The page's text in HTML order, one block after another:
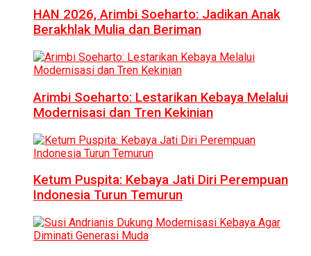
HAN 2026, Arimbi Soeharto: Jadikan Anak
Berakhlak Mulia dan Beriman
Arimbi Soeharto: Lestarikan Kebaya Melalui
Modernisasi dan Tren Kekinian
Ketum Puspita: Kebaya Jati Diri Perempuan
Indonesia Turun Temurun